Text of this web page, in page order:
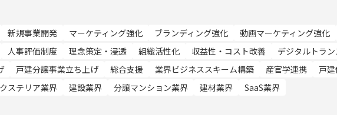
新規事業開発 マーケティング強化 ブランディング強化 動画マーケティング強化
人事評価制度 理念策定・浸透 組織活性化 収益性・コスト改善 デジタルトラ
戸建分譲事業立ち上げ 総合支援 業界ビジネススキーム構築 産官学連携 戸
ステリア業界 建設業界 分譲マンション業界 建材業界 SaaS業界